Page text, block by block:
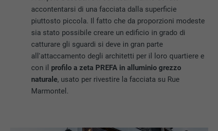
accontentarsi di una facciata dalla superficie
piuttosto piccola. Il fatto che da proporzioni modeste
sia stato possibile creare un edificio in grado di
catturare gli sguardi si deve in gran parte
all'attaccamento degli architetti per il loro quartiere e
con il profilo a zeta PREFA in alluminio grezzo
naturale, usato per rivestire la facciata su Rue
Marmontel.